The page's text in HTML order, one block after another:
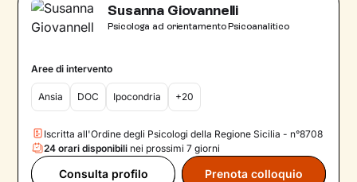
Susanna Giovannelli
Psicologa ad orientamento Psicoanalitico
Aree di intervento
Ansia DOC Ipocondria +20
Iscritta all'Ordine degli Psicologi della Regione Sicilia - n°8708
24 orari disponibili nei prossimi 7 giorni
Consulta profilo Prenota colloquio